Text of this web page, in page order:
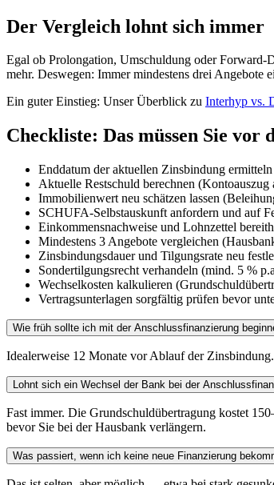
Der Vergleich lohnt sich immer
Egal ob Prolongation, Umschuldung oder Forward-
mehr. Deswegen: Immer mindestens drei
Ein guter Einstieg: Unser Überblick zu Interhyp vs.
Checkliste: Das müssen Sie
Enddatum der aktuellen Zinsbindung ermitteln
Aktuelle Restschuld berechnen (Kontoauszug
Immobilienwert neu schätzen lassen
SCHUFA-Selbstauskunft anfordern und auf
Einkommensnachweise und Lohnzettel
Mindestens 3 Angebote vergleichen
Zinsbindungsdauer und Tilgungsrate neu
Sondertilgungsrecht verhandeln (mind. 5 %
Wechselkosten kalkulieren
Vertragsunterlagen sorgfältig prüfen bevor
Wie früh sollte ich mit der Anschlussfinanzierung
Idealerweise 12 Monate vor Ablauf der
Lohnt sich ein Wechsel der Bank bei der
Fast immer. Die Grundschuldübertragung kostet
bevor Sie bei der Hausbank verlängern.
Was passiert, wenn ich keine neue Finanzierung